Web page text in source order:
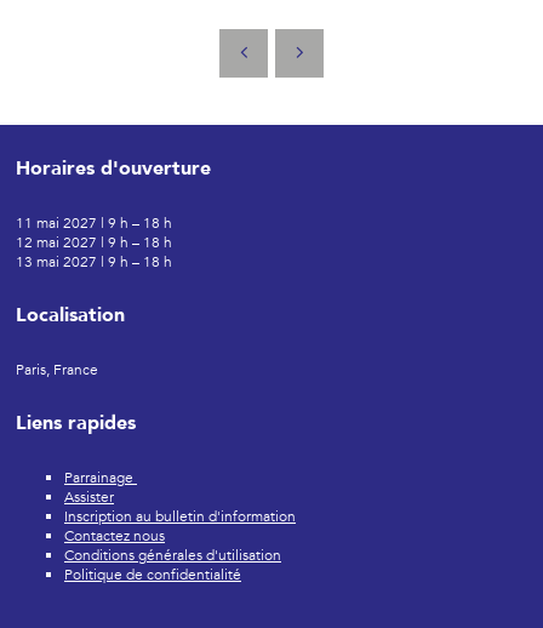
Horaires d'ouverture
11 mai 2027 | 9 h – 18 h
12 mai 2027 | 9 h – 18 h
13 mai 2027 | 9 h – 18 h
Localisation
Paris, France
Liens rapides
Parrainage
Assister
Inscription au bulletin d'information
Contactez nous
Conditions générales d'utilisation
Politique de confidentialité